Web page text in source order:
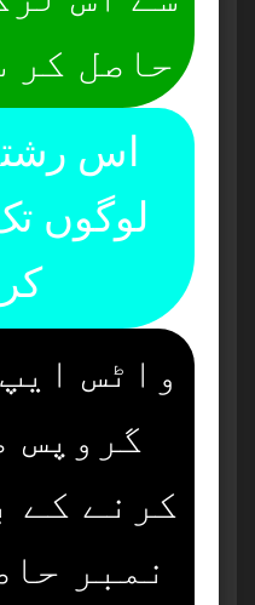
حاصل کر
اس
لوگوں
واٹس
گروپس
کرنے کے
نمبر